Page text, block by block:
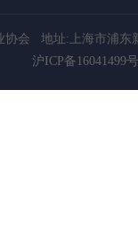
协会
地址:上海市浦东
沪ICP备16041499